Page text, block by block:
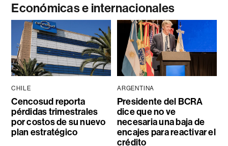
Económicas e internacionales
CHILE
Cencosud reporta
pérdidas trimestrales
por costos de su nuevo
plan estratégico
ARGENTINA
Presidente del BCRA
dice que no ve
necesaria una baja de
encajes para reactivar el
crédito